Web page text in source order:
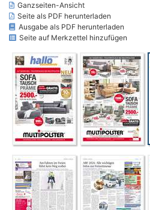
Ganzseiten-Ansicht
Seite als PDF herunterladen
Ausgabe als PDF herunterladen
Seite auf Merkzettel hinzufügen